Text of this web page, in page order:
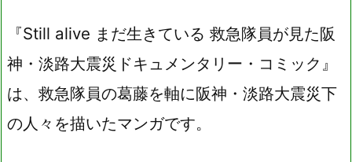
『Still alive まだ生きている 救急隊員が見た阪
神・淡路大震災ドキュメンタリー・コミック』
は、救急隊員の葛藤を軸に阪神・淡路大震災下
の人々を描いたマンガです。